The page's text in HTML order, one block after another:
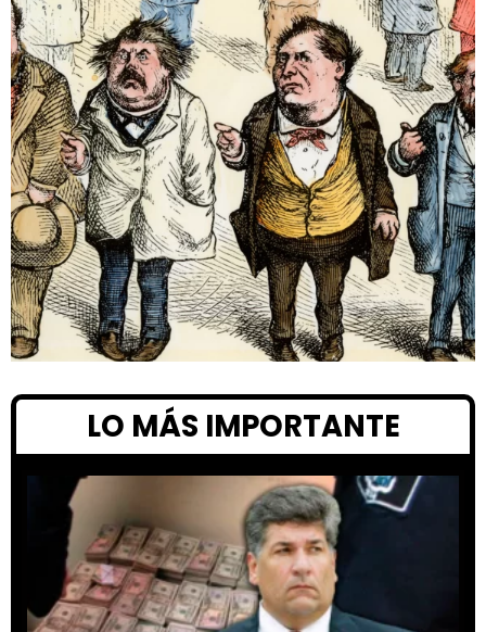
LO MÁS IMPORTANTE